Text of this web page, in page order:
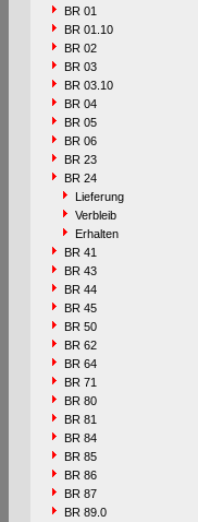
BR 01
BR 01.10
BR 02
BR 03
BR 03.10
BR 04
BR 05
BR 06
BR 23
BR 24
Lieferung
Verbleib
Erhalten
BR 41
BR 43
BR 44
BR 45
BR 50
BR 62
BR 64
BR 71
BR 80
BR 81
BR 84
BR 85
BR 86
BR 87
BR 89.0